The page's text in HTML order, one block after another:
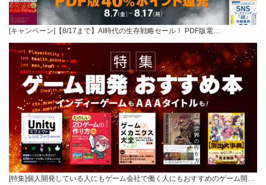
[キャンペーン]【8/17まで】AI時代の生存戦略セール！ PDF版電…
[特集]個人開発している人にもゲーム会社で働く人にもおすすめのゲーム開…